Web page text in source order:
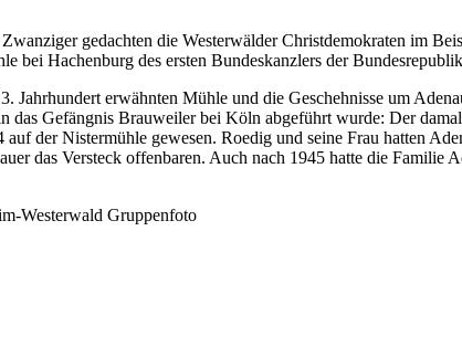
gedachten die Westerwälder Christdemokraten im
bei Hachenburg des ersten Bundeskanzlers der
Jahrhundert erwähnten Mühle und die Geschehnisse um
das Gefängnis Brauweiler bei Köln abgeführt wurde: Der
der Nistermühle gewesen. Roedig und seine Frau hatten
das Versteck offenbaren. Auch nach 1945 hatte die Familie